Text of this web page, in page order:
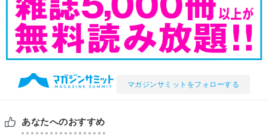
マガジンサミットをフォローする
あなたへのおすすめ